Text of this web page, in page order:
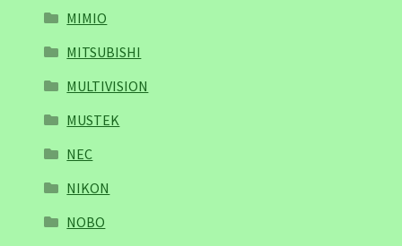
MIMIO
MITSUBISHI
MULTIVISION
MUSTEK
NEC
NIKON
NOBO